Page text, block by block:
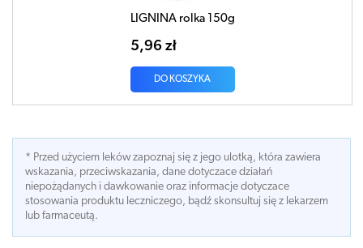
LIGNINA rolka 150g
5,96 zł
DO KOSZYKA
* Przed użyciem leków zapoznaj się z jego ulotką, która zawiera
wskazania, przeciwskazania, dane dotyczace działań
niepożądanych i dawkowanie oraz informacje dotyczace
stosowania produktu leczniczego, bądź skonsultuj się z lekarzem
lub farmaceutą.